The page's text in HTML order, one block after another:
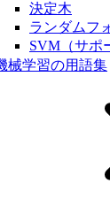
決定木
ランダムフ
SVM（サポ
械学習の用語集